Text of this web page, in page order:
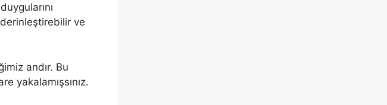
derinleştirebilir ve
andır. Bu
yakalamışsınız.